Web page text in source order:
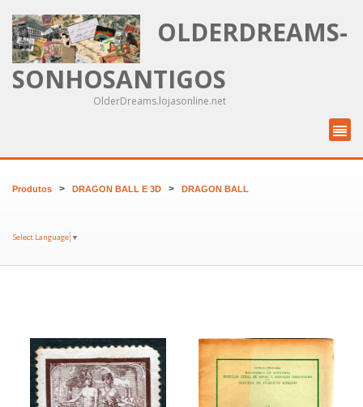
OLDERDREAMS-
SONHOSANTIGOS
OlderDreams.lojasonline.net
Produtos > DRAGON BALL E 3D > DRAGON BALL
Select Language ▼